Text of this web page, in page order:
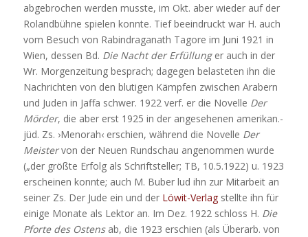
abgebrochen werden musste, im Okt. aber wieder auf der
Rolandbühne spielen konnte. Tief beeindruckt war H. auch
vom Besuch von Rabindraganath Tagore im Juni 1921 in
Wien, dessen Bd. Die Nacht der Erfüllunger auch in der
Wr. Morgenzeitung besprach; dagegen belasteten ihn die
Nachrichten von den blutigen Kämpfen zwischen Arabern
und Juden in Jaffa schwer. 1922 verf. er die Novelle Der
Mörder, die aber erst 1925 in der angesehenen amerikan.-
jüd. Zs. ›Menorah‹ erschien, während die Novelle Der
Meistervon der Neuen Rundschau angenommen wurde
(„der größte Erfolg als Schriftsteller; TB, 10.5.1922) u. 1923
erscheinen konnte; auch M. Buber lud ihn zur Mitarbeit an
seiner Zs. Der Jude ein und der Löwit-Verlagstellte ihn für
einige Monate als Lektor an. Im Dez. 1922 schloss H. Die
Pforte des Ostensab, die 1923 erschien (als Überarb. von